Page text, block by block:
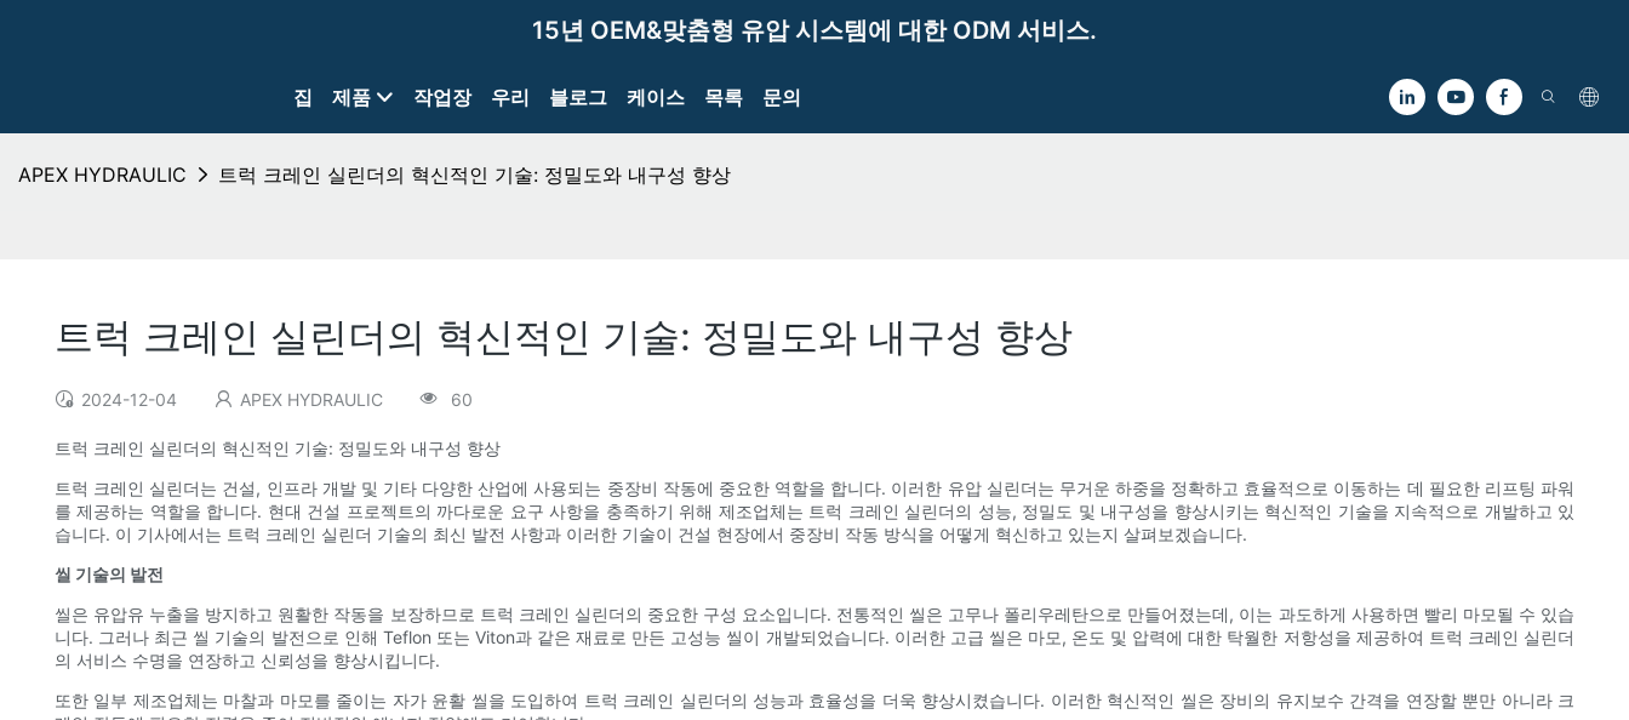
15년 OEM&맞춤형 유압 시스템에 대한 ODM 서비스.
집 제품 작업장 우리 블로그 케이스 목록 문의
APEX HYDRAULIC 트럭 크레인 실린더의 혁신적인 기술: 정밀도와 내구성 향상
트럭 크레인 실린더의 혁신적인 기술: 정밀도와 내구성 향상
2024-12-04 APEX HYDRAULIC 60
트럭 크레인 실린더의 혁신적인 기술: 정밀도와 내구성 향상
트럭 크레인 실린더는 건설, 인프라 개발 및 기타 다양한 산업에 사용되는 중장비 작동에 중요한 역할을 합니다. 이러한 유압 실린더는 무거운 하중을 정확하고 효율적으로 이동하는 데 필요한 리프팅 파워
를 제공하는 역할을 합니다. 현대 건설 프로젝트의 까다로운 요구 사항을 충족하기 위해 제조업체는 트럭 크레인 실린더의 성능, 정밀도 및 내구성을 향상시키는 혁신적인 기술을 지속적으로 개발하고 있
습니다. 이 기사에서는 트럭 크레인 실린더 기술의 최신 발전 사항과 이러한 기술이 건설 현장에서 중장비 작동 방식을 어떻게 혁신하고 있는지 살펴보겠습니다.
씰 기술의 발전
씰은 유압유 누출을 방지하고 원활한 작동을 보장하므로 트럭 크레인 실린더의 중요한 구성 요소입니다. 전통적인 씰은 고무나 폴리우레탄으로 만들어졌는데, 이는 과도하게 사용하면 빨리 마모될 수 있습
니다. 그러나 최근 씰 기술의 발전으로 인해 Teflon 또는 Viton과 같은 재료로 만든 고성능 씰이 개발되었습니다. 이러한 고급 씰은 마모, 온도 및 압력에 대한 탁월한 저항성을 제공하여 트럭 크레인 실린더
의 서비스 수명을 연장하고 신뢰성을 향상시킵니다.
또한 일부 제조업체는 마찰과 마모를 줄이는 자가 윤활 씰을 도입하여 트럭 크레인 실린더의 성능과 효율성을 더욱 향상시켰습니다. 이러한 혁신적인 씰은 장비의 유지보수 간격을 연장할 뿐만 아니라 크